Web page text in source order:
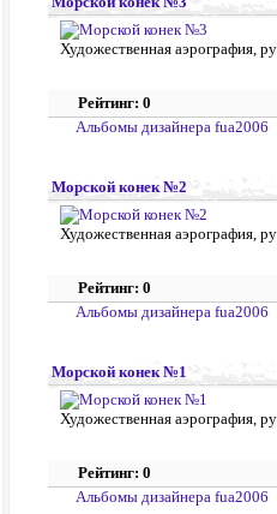
Художественная аэрография,
Рейтинг: 0
Альбомы дизайнера fua2006
Морской конек №2
Художественная аэрография,
Рейтинг: 0
Альбомы дизайнера fua2006
Морской конек №1
Художественная аэрография,
Рейтинг: 0
Альбомы дизайнера fua2006